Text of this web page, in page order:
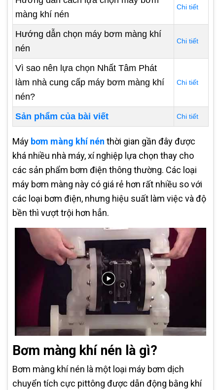
màng khí nén
Chi tiết
Hướng dẫn chọn máy bơm màng khí
nén
Chi tiết
Vì sao nên lựa chọn Nhất Tâm Phát
làm nhà cung cấp máy bơm màng khí
nén?
Chi tiết
Sản phẩm của bài viết Chi tiết
Máy bơm màng khí nén thời gian gần đây được
khá nhiều nhà máy, xí nghiệp lựa chọn thay cho
các sản phẩm bơm điện thông thường. Các loại
máy bơm màng này có giá rẻ hơn rất nhiều so với
các loại bơm điện, nhưng hiệu suất làm việc và độ
bền thì vượt trội hơn hẳn.
Bơm màng khí nén là gì?
Bơm màng khí nén là một loại máy bơm dịch
chuyển tích cực pittông được dẫn động bằng khí